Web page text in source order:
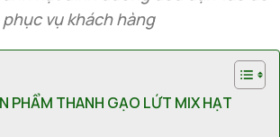
phục vụ khách hàng
PHẨM THANH GẠO LỨT MIX HẠT